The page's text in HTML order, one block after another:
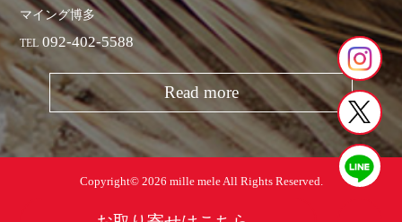
マイング博多
TEL 092-402-5588
Read more
Copyright© 2026 mille mele All Rights Reserved.